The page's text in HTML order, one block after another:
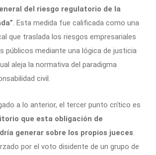
del riesgo regulatorio de la
. Esta medida fue calificada como una
que traslada los riesgos empresariales
públicos mediante una lógica de justicia
aleja la normativa del paradigma
civil.
a lo anterior, el tercer punto crítico es
que esta obligación de
generar sobre los propios jueces.
por el voto disidente de un grupo de